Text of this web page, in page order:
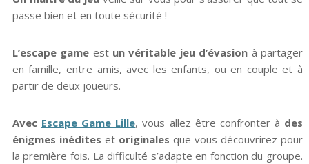
passe bien et en toute sécurité !
L’escape game est un véritable jeu d’évasion à partager
en famille, entre amis, avec les enfants, ou en couple et à
partir de deux joueurs.
Avec Escape Game Lille, vous allez être confronter à des
énigmes inédites et originales que vous découvrirez pour
la première fois. La difficulté s’adapte en fonction du groupe.